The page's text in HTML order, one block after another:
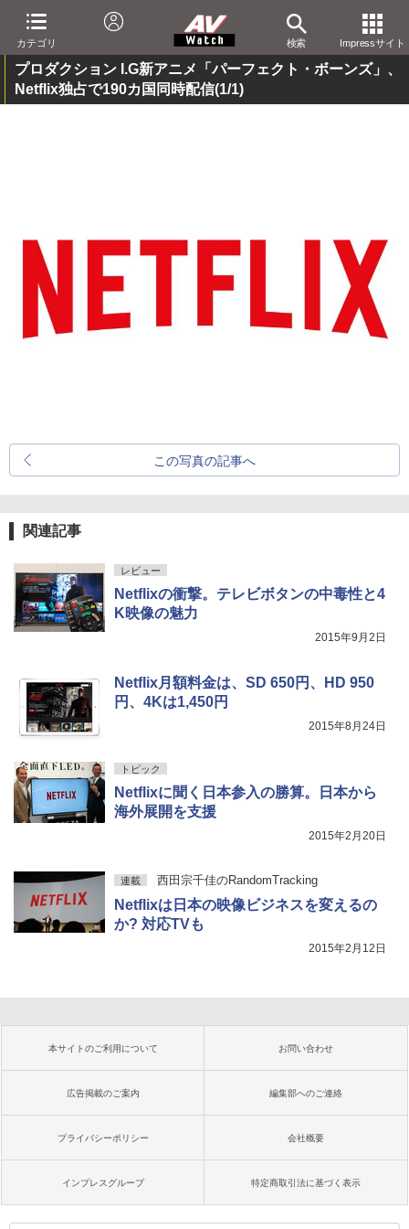
カテゴリ 検索 Impressサイト
プロダクション I.G新アニメ「パーフェクト・ボーンズ」、
Netflix独占で190カ国同時配信(1/1)
この写真の記事へ
関連記事
レビュー
Netflixの衝撃。テレビボタンの中毒性と4
K映像の魅力
2015年9月2日
Netflix月額料金は、SD 650円、HD 950
円、4Kは1,450円
2015年8月24日
トピック
Netflixに聞く日本参入の勝算。日本から
海外展開を支援
2015年2月20日
連載 西田宗千佳のRandomTracking
Netflixは日本の映像ビジネスを変えるの
か? 対応TVも
2015年2月12日
本サイトのご利用について お問い合わせ
広告掲載のご案内 編集部へのご連絡
プライバシーポリシー 会社概要
インプレスグループ 特定商取引法に基づく表示